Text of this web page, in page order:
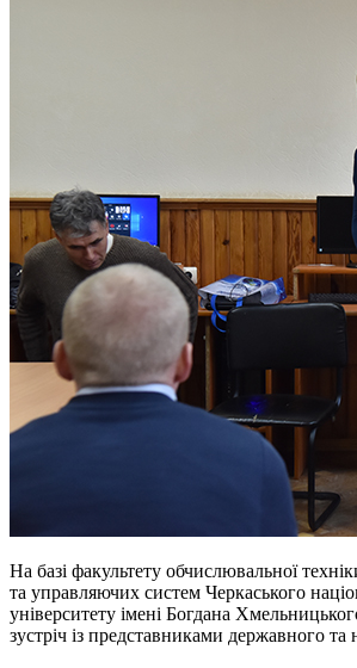
На базі факультету обчислювальної
та управляючих систем Черкаського
університету імені Богдана
зустріч із представниками державного та